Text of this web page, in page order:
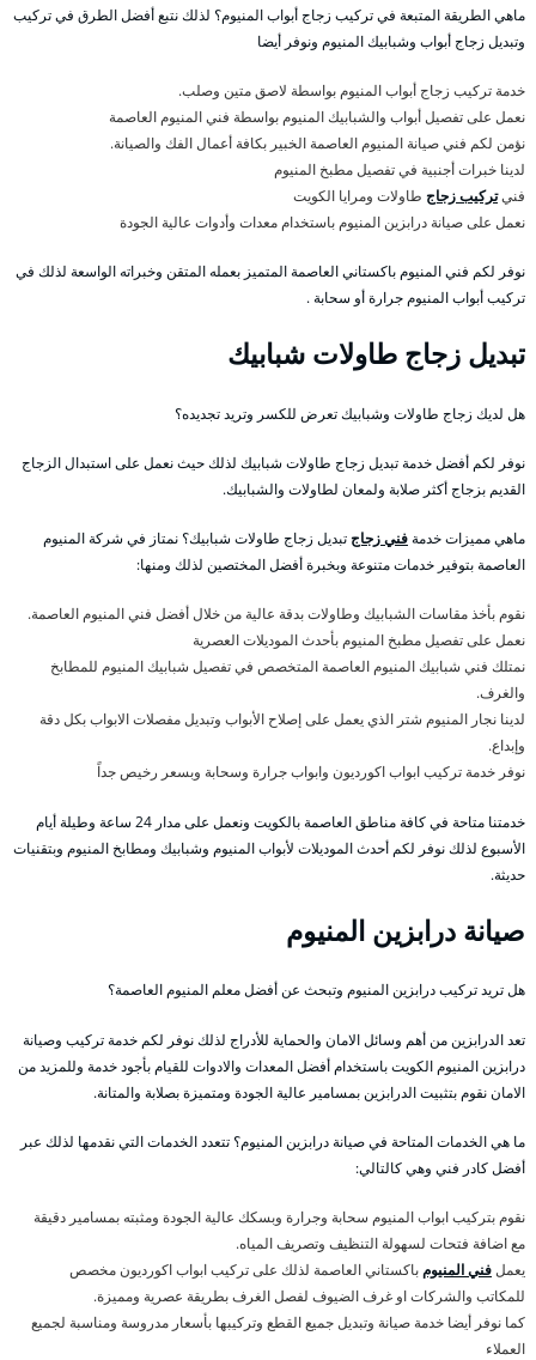
ماهي الطريقة المتبعة في تركيب زجاج أبواب المنيوم؟ لذلك نتبع أفضل الطرق في تركيب
وتبديل زجاج أبواب وشبابيك المنيوم ونوفر أيضا
خدمة تركيب زجاج أبواب المنيوم بواسطة لاصق متين وصلب.
نعمل على تفصيل أبواب والشبابيك المنيوم بواسطة فني المنيوم العاصمة
نؤمن لكم فني صيانة المنيوم العاصمة الخبير بكافة أعمال الفك والصيانة.
لدينا خبرات أجنبية في تفصيل مطبخ المنيوم
فنيتركيب زجاج طاولات ومرايا الكويت
نعمل على صيانة درابزين المنيوم باستخدام معدات وأدوات عالية الجودة
نوفر لكم فني المنيوم باكستاني العاصمة المتميز بعمله المتقن وخبراته الواسعة لذلك في
تركيب أبواب المنيوم جرارة أو سحابة .
تبديل زجاج طاولات شبابيك
هل لديك زجاج طاولات وشبابيك تعرض للكسر وتريد تجديده؟
نوفر لكم أفضل خدمة تبديل زجاج طاولات شبابيك لذلك حيث نعمل على استبدال الزجاج
القديم بزجاج أكثر صلابة ولمعان لطاولات والشبابيك.
ماهي مميزات خدمةفني زجاج تبديل زجاج طاولات شبابيك؟ نمتاز في شركة المنيوم
العاصمة بتوفير خدمات متنوعة وبخبرة أفضل المختصين لذلك ومنها:
نقوم بأخذ مقاسات الشبابيك وطاولات بدقة عالية من خلال أفضل فني المنيوم العاصمة.
نعمل على تفصيل مطبخ المنيوم بأحدث الموديلات العصرية
نمتلك فني شبابيك المنيوم العاصمة المتخصص في تفصيل شبابيك المنيوم للمطابخ
والغرف.
لدينا نجار المنيوم شتر الذي يعمل على إصلاح الأبواب وتبديل مفصلات الابواب بكل دقة
وإبداع.
نوفر خدمة تركيب ابواب اكورديون وابواب جرارة وسحابة وبسعر رخيص جداً
خدمتنا متاحة في كافة مناطق العاصمة بالكويت ونعمل على مدار 24 ساعة وطيلة أيام
الأسبوع لذلك نوفر لكم أحدث الموديلات لأبواب المنيوم وشبابيك ومطابخ المنيوم وبتقنيات
حديثة.
صيانة درابزين المنيوم
هل تريد تركيب درابزين المنيوم وتبحث عن أفضل معلم المنيوم العاصمة؟
تعد الدرابزين من أهم وسائل الامان والحماية للأدراج لذلك نوفر لكم خدمة تركيب وصيانة
درابزين المنيوم الكويت باستخدام أفضل المعدات والادوات للقيام بأجود خدمة وللمزيد من
الامان نقوم بتثبيت الدرابزين بمسامير عالية الجودة ومتميزة بصلابة والمتانة.
ما هي الخدمات المتاحة في صيانة درابزين المنيوم؟ تتعدد الخدمات التي نقدمها لذلك عبر
أفضل كادر فني وهي كالتالي:
نقوم بتركيب ابواب المنيوم سحابة وجرارة وبسكك عالية الجودة ومثبته بمسامير دقيقة
مع اضافة فتحات لسهولة التنظيف وتصريف المياه.
يعملفني المنيومباكستاني العاصمة لذلك على تركيب ابواب اكورديون مخصص
للمكاتب والشركات او غرف الضيوف لفصل الغرف بطريقة عصرية ومميزة.
كما نوفر أيضا خدمة صيانة وتبديل جميع القطع وتركيبها بأسعار مدروسة ومناسبة لجميع
العملاء